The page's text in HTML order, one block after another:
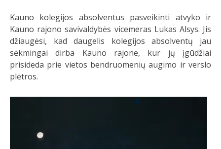
Kauno kolegijos absolventus pasveikinti atvyko ir
Kauno rajono savivaldybės vicemeras Lukas Alsys. Jis
džiaugėsi, kad daugelis kolegijos absolventų jau
sėkmingai dirba Kauno rajone, kur jų įgūdžiai
prisideda prie vietos bendruomenių augimo ir verslo
plėtros.